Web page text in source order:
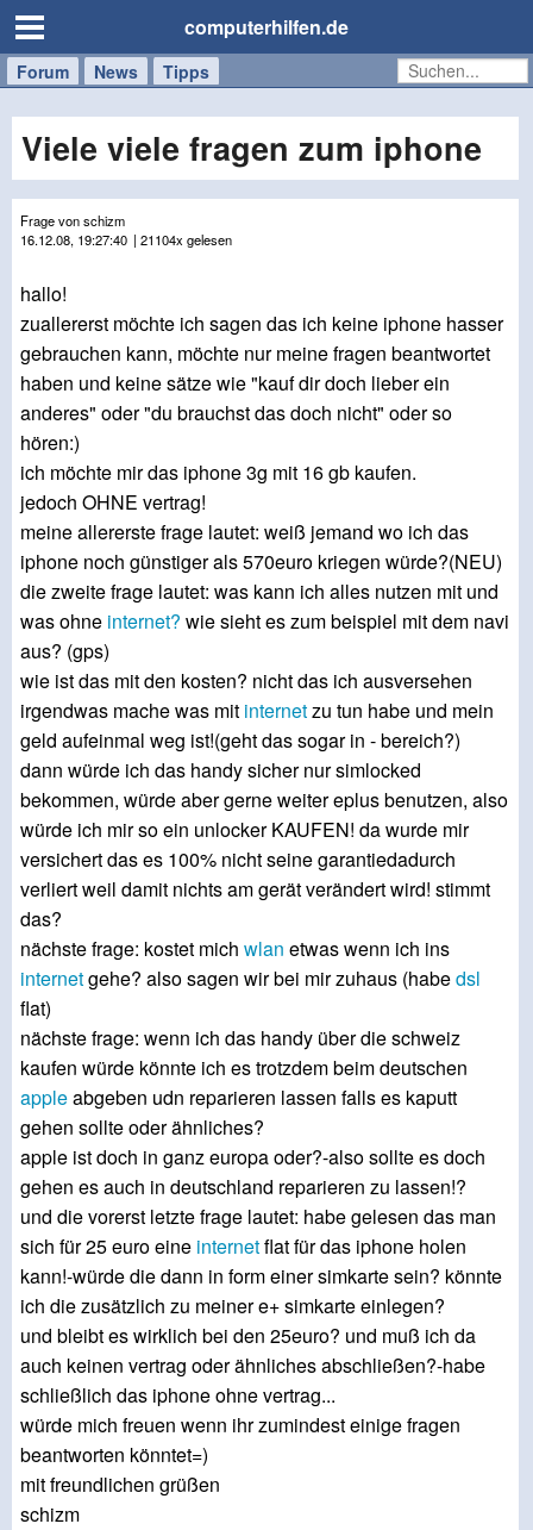
computerhilfen.de
Forum News Tipps
Handy
Tablet
Windows
Mac
Viele viele fragen zum iphone
Frage von schizm
16.12.08, 19:27:40 | 21104x gelesen
hallo!
zuallererst möchte ich sagen das ich keine iphone hasser
gebrauchen kann, möchte nur meine fragen beantwortet
haben und keine sätze wie "kauf dir doch lieber ein
anderes" oder "du brauchst das doch nicht" oder so
hören:)
ich möchte mir das iphone 3g mit 16 gb kaufen.
jedoch OHNE vertrag!
meine allererste frage lautet: weiß jemand wo ich das
iphone noch günstiger als 570euro kriegen würde?(NEU)
die zweite frage lautet: was kann ich alles nutzen mit und
was ohne internet? wie sieht es zum beispiel mit dem navi
aus? (gps)
wie ist das mit den kosten? nicht das ich ausversehen
irgendwas mache was mit internetzu tun habe und mein
geld aufeinmal weg ist!(geht das sogar in - bereich?)
dann würde ich das handy sicher nur simlocked
bekommen, würde aber gerne weiter eplus benutzen, also
würde ich mir so ein unlocker KAUFEN! da wurde mir
versichert das es 100% nicht seine garantiedadurch
verliert weil damit nichts am gerät verändert wird! stimmt
das?
nächste frage: kostet mich wlan etwas wenn ich ins
internetgehe? also sagen wir bei mir zuhaus (habedsl
flat)
nächste frage: wenn ich das handy über die schweiz
kaufen würde könnte ich es trotzdem beim deutschen
appleabgeben udn reparieren lassen falls es kaputt
gehen sollte oder ähnliches?
apple ist doch in ganz europa oder?-also sollte es doch
gehen es auch in deutschland reparieren zu lassen!?
und die vorerst letzte frage lautet: habe gelesen das man
sich für 25 euro eine internetflat für das iphone holen
kann!-würde die dann in form einer simkarte sein? könnte
ich die zusätzlich zu meiner e+ simkarte einlegen?
und bleibt es wirklich bei den 25euro? und muß ich da
auch keinen vertrag oder ähnliches abschließen?-habe
schließlich das iphone ohne vertrag...
würde mich freuen wenn ihr zumindest einige fragen
beantworten könntet=)
mit freundlichen grüßen
schizm